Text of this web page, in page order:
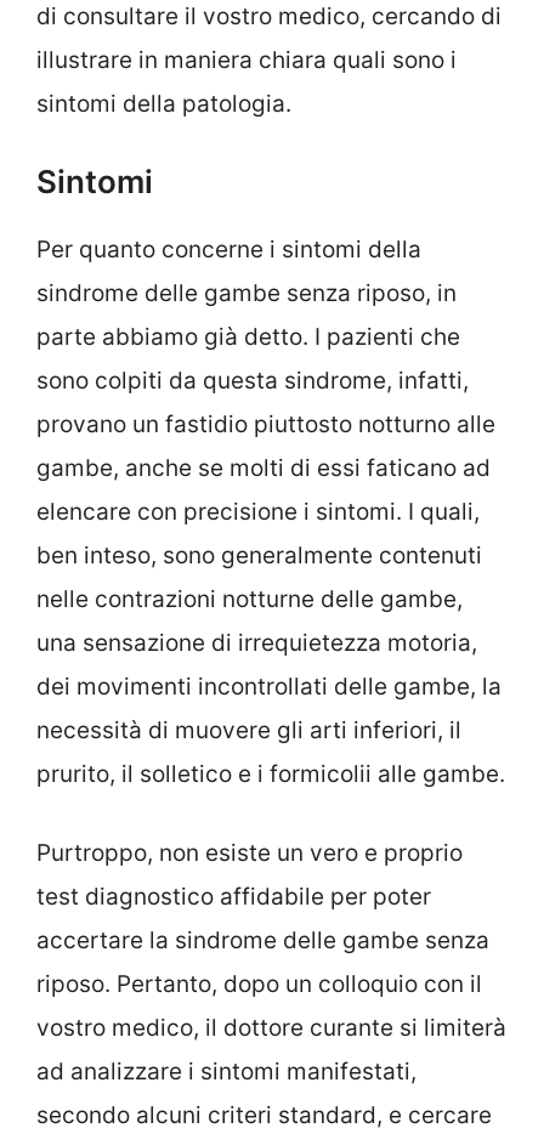
di consultare il vostro medico, cercando di
illustrare in maniera chiara quali sono i
sintomi della patologia.
Sintomi
Per quanto concerne i sintomi della
sindrome delle gambe senza riposo, in
parte abbiamo già detto. I pazienti che
sono colpiti da questa sindrome, infatti,
provano un fastidio piuttosto notturno alle
gambe, anche se molti di essi faticano ad
elencare con precisione i sintomi. I quali,
ben inteso, sono generalmente contenuti
nelle contrazioni notturne delle gambe,
una sensazione di irrequietezza motoria,
dei movimenti incontrollati delle gambe, la
necessità di muovere gli arti inferiori, il
prurito, il solletico e i formicolii alle gambe.
Purtroppo, non esiste un vero e proprio
test diagnostico affidabile per poter
accertare la sindrome delle gambe senza
riposo. Pertanto, dopo un colloquio con il
vostro medico, il dottore curante si limiterà
ad analizzare i sintomi manifestati,
secondo alcuni criteri standard, e cercare